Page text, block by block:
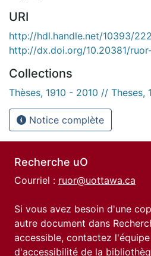
URI
http://hdl.handle.net/10393/
http://dx.doi.org/10.20381/
Collections
Thèses, 1910 - 2010 // Theses,
Notice complète
Recherche uO
Courriel : ruor@uottawa.ca
Si vous avez besoin d'une
autre document dans
accessible, contactez
d'accessibilité de la